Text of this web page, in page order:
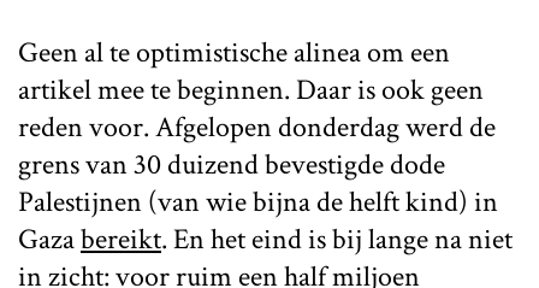
Geen al te optimistische alinea om een
artikel mee te beginnen. Daar is ook geen
reden voor. Afgelopen donderdag werd de
grens van 30 duizend bevestigde dode
Palestijnen (van wie bijna de helft kind) in
Gazabereikt. En het eind is bij lange na niet
in zicht: voor ruim een half miljoen